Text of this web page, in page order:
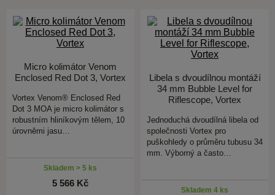
Micro kolimátor Venom
Enclosed Red Dot 3, Vortex
Vortex Venom® Enclosed Red
Dot 3 MOA je micro kolimátor s
robustním hliníkovým tělem, 10
úrovněmi jasu…
Skladem > 5 ks
5 566 Kč
Libela s dvoudílnou montáží
34 mm Bubble Level for
Riflescope, Vortex
Jednoduchá dvoudílná libela od
společnosti Vortex pro
puškohledy o průměru tubusu 34
mm. Výborný a často…
Skladem 4 ks